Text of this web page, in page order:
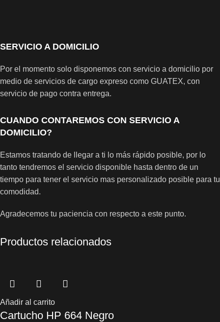
SERVICIO A DOMICILIO
Por el momento solo disponemos con servicio a domicilio por
medio de servicios de cargo expreso como GUATEX, con
servicio de pago contra entrega.
CUANDO CONTAREMOS CON SERVICIO A
DOMICILIO?
Estamos tratando de llegar a ti lo más rápido posible, por lo
tanto tendremos el servicio disponible hasta dentro de un
tiempo para tener el servicio mas personalizado posible para tu
comodidad.
Agradecemos tu paciencia con respecto a este punto.
Productos relacionados
Añadir al carrito
Cartucho HP 664 Negro